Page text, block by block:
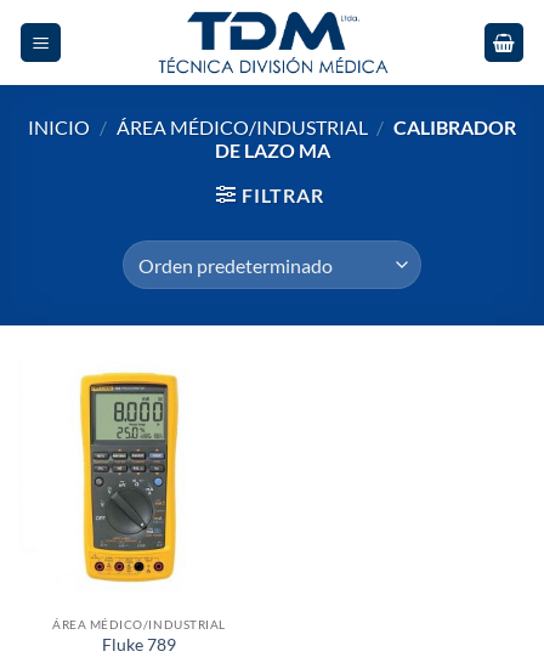
INICIO / ÁREA MÉDICO/INDUSTRIAL / CALIBRADOR
DE LAZO MA
FILTRAR
ÁREA MÉDICO/INDUSTRIAL
Fluke 789